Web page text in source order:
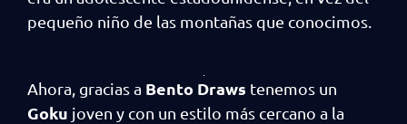
pequeño niño de las montañas que conocimos.
Ahora, gracias a Bento Draws tenemos un
Goku joven y con un estilo más cercano a la